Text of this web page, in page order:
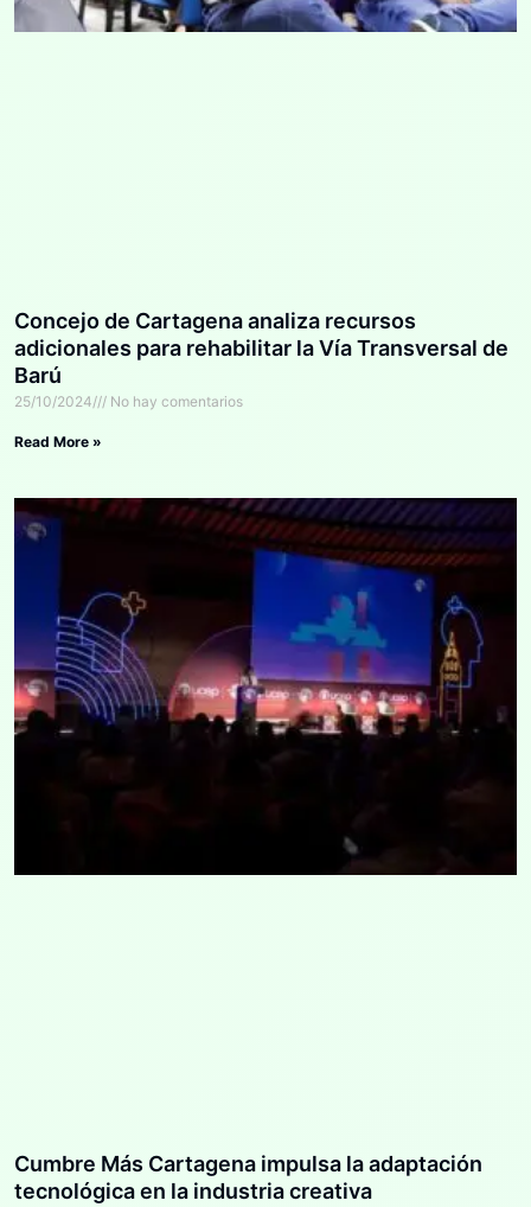
Concejo de Cartagena analiza recursos
adicionales para rehabilitar la Vía Transversal de
Barú
25/10/2024 No hay comentarios
Read More »
Cumbre Más Cartagena impulsa la adaptación
tecnológica en la industria creativa